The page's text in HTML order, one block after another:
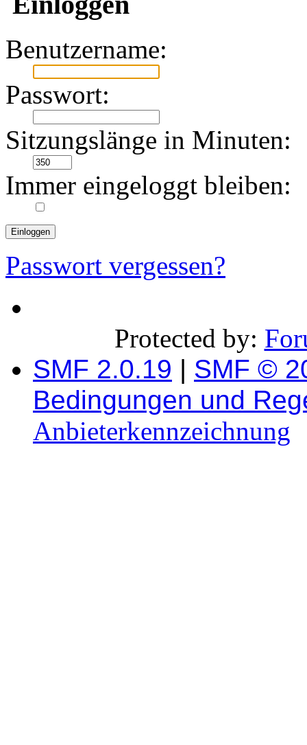
Benutzername:
Passwort:
Sitzungslänge in Minuten:
Immer eingeloggt bleiben:
Passwort vergessen?
Protected by:
SMF 2.0.19 | SMF ©
Bedingungen und
Anbieterkennzeichnung